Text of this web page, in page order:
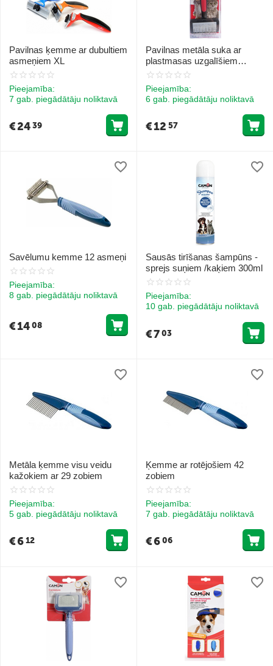
Pavilnas ķemme ar dubultiem
asmeņiem XL
Pieejamība:
7 gab. piegādātāju noliktavā
€2439
Pavilnas metāla suka ar
plastmasas uzgalīšiem
suņiem un kaķiem 11x7 cm
Pieejamība:
6 gab. piegādātāju noliktavā
€12 57
Savēlumu kemme 12 asmeņi
Pieejamība:
8 gab. piegādātāju noliktavā
€1408
Sausās tirīšanas šampūns -
sprejs suņiem /kaķiem 300ml
Pieejamība:
10 gab. piegādātāju noliktavā
€703
Metāla ķemme visu veidu
kažokiem ar 29 zobiem
Pieejamība:
5 gab. piegādātāju noliktavā
€612
Ķemme ar rotējošiem 42
zobiem
Pieejamība:
7 gab. piegādātāju noliktavā
€606